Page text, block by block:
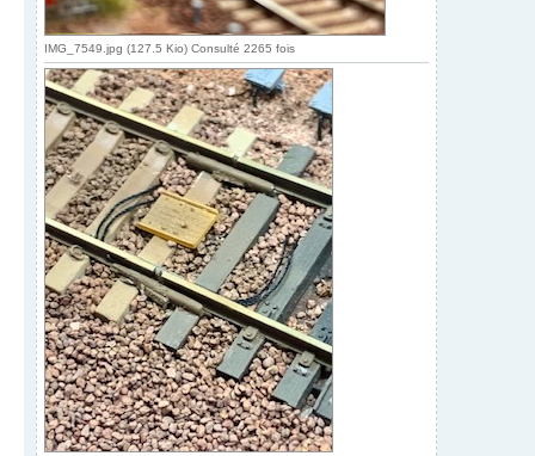
IMG_7549.jpg (127.5 Kio) Consulté 2265 fois